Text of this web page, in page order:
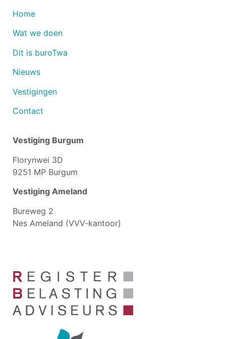
Home
Wat we doen
Dit is buroTwa
Nieuws
Vestigingen
Contact
Vestiging Burgum
Florynwei 3D
9251 MP Burgum
Vestiging Ameland
Bureweg 2
Nes Ameland (VVV-kantoor)